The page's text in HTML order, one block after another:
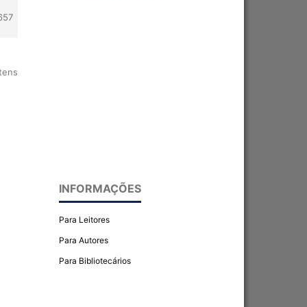
INFORMAÇÕES
Para Leitores
Para Autores
Para Bibliotecários